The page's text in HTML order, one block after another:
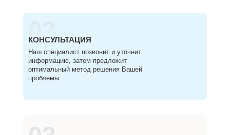
02
КОНСУЛЬТАЦИЯ
Наш специалист позвонит и уточнит
информацию, затем предложит
оптимальный метод решения Вашей
проблемы